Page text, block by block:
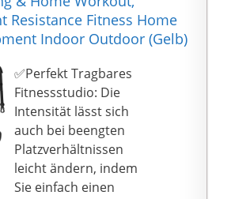
Resistance Fitness Home
Indoor Outdoor (Gelb)
✅Perfekt Tragbares
Fitnessstudio: Die
Intensität lässt sich
auch bei beengten
Platzverhältnissen
leicht ändern, indem
Sie einfach einen